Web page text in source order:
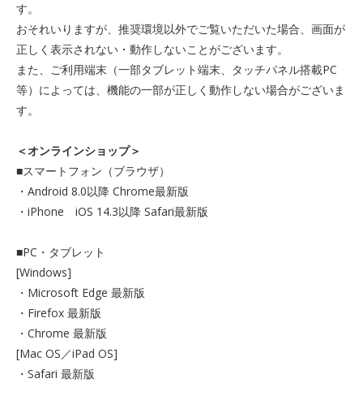
す。
おそれいりますが、推奨環境以外でご覧いただいた場合、画面が
正しく表示されない・動作しないことがございます。
また、ご利用端末（一部タブレット端末、タッチパネル搭載PC
等）によっては、機能の一部が正しく動作しない場合がございま
す。
＜オンラインショップ＞
■スマートフォン（ブラウザ）
・Android 8.0以降 Chrome最新版
・iPhone iOS 14.3以降 Safari最新版
■PC・タブレット
[Windows]
・Microsoft Edge 最新版
・Firefox 最新版
・Chrome 最新版
[Mac OS／iPad OS]
・Safari 最新版